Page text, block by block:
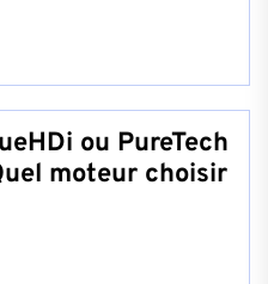
ou PureTech
moteur choisir